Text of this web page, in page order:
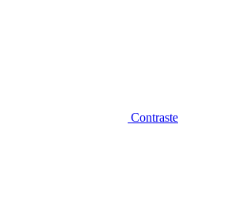
Contraste